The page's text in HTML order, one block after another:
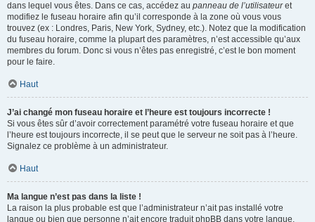
dans lequel vous êtes. Dans ce cas, accédez au panneau de l’utilisateuret
modifiez le fuseau horaire afin qu’il corresponde à la zone où vous vous
trouvez (ex : Londres, Paris, New York, Sydney, etc.). Notez que la modification
du fuseau horaire, comme la plupart des paramètres, n’est accessible qu’aux
membres du forum. Donc si vous n’êtes pas enregistré, c’est le bon moment
pour le faire.
Haut
J’ai changé mon fuseau horaire et l’heure est toujours incorrecte !
Si vous êtes sûr d’avoir correctement paramétré votre fuseau horaire et que
l’heure est toujours incorrecte, il se peut que le serveur ne soit pas à l’heure.
Signalez ce problème à un administrateur.
Haut
Ma langue n’est pas dans la liste !
La raison la plus probable est que l’administrateur n’ait pas installé votre
langue ou bien que personne n’ait encore traduit phpBB dans votre langue.